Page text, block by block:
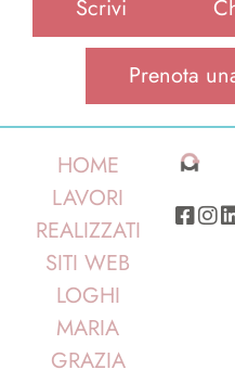
Scrivi
Prenota
HOME
LAVORI
REALIZZATI
SITI WEB
LOGHI
MARIA
GRAZIA